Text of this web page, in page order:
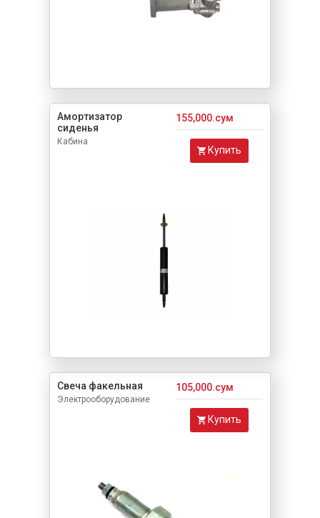
Амортизатор
сиденья
Кабина
155,000.сум
Купить
Свеча факельная
Электрооборудование
105,000.сум
Купить